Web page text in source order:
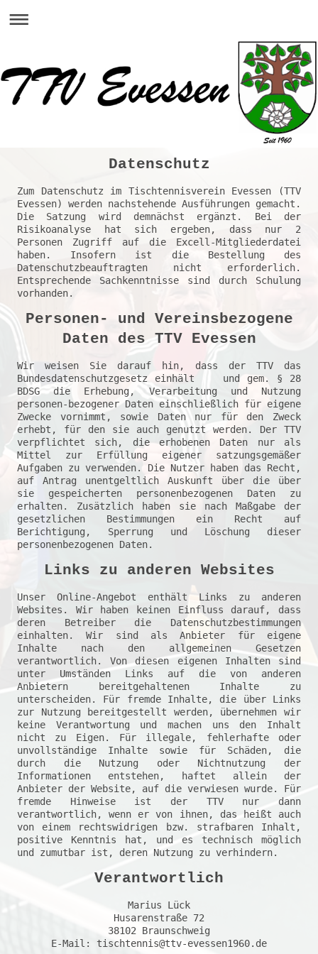
Datenschutz
Zum Datenschutz im Tischtennisverein Evessen (TTV
Evessen) werden nachstehende Ausführungen gemacht.
Die Satzung wird demnächst ergänzt. Bei der
Risikoanalyse hat sich ergeben, dass nur 2
Personen Zugriff auf die Excell-Mitgliederdatei
haben. Insofern ist die Bestellung des
Datenschutzbeauftragten nicht erforderlich.
Entsprechende Sachkenntnisse sind durch Schulung
Personen- und Vereinsbezogene
Daten des TTV Evessen
Wir weisen Sie darauf hin, dass der TTV das
Bundesdatenschutzgesetz einhält    und gem. § 28
BDSG die Erhebung, Verarbeitung und Nutzung
personen-bezogener Daten einschließlich für eigene
Zwecke vornimmt, sowie Daten nur für den Zweck
erhebt, für den sie auch genutzt werden. Der TTV
verpflichtet sich, die erhobenen Daten nur als
Mittel zur Erfüllung eigener satzungsgemäßer
Aufgaben zu verwenden. Die Nutzer haben das Recht,
auf Antrag unentgeltlich Auskunft über die über
sie gespeicherten personenbezogenen Daten zu
erhalten. Zusätzlich haben sie nach Maßgabe der
gesetzlichen Bestimmungen ein Recht auf
Berichtigung, Sperrung und Löschung dieser
Links zu anderen Websites
Unser Online-Angebot enthält Links zu anderen
Websites. Wir haben keinen Einfluss darauf, dass
deren Betreiber die Datenschutzbestimmungen
einhalten. Wir sind als Anbieter für eigene
Inhalte nach den allgemeinen Gesetzen
verantwortlich. Von diesen eigenen Inhalten sind
unter Umständen Links auf die von anderen
Anbietern bereitgehaltenen Inhalte zu
unterscheiden. Für fremde Inhalte, die über Links
zur Nutzung bereitgestellt werden, übernehmen wir
keine Verantwortung und machen uns den Inhalt
nicht zu Eigen. Für illegale, fehlerhafte oder
unvollständige Inhalte sowie für Schäden, die
durch die Nutzung oder Nichtnutzung der
Informationen entstehen, haftet allein der
Anbieter der Website, auf die verwiesen wurde. Für
fremde Hinweise ist der TTV nur dann
verantwortlich, wenn er von ihnen, das heißt auch
von einem rechtswidrigen bzw. strafbaren Inhalt,
positive Kenntnis hat, und es technisch möglich
Verantwortlich
Marius Lück
Husarenstraße 72
38102 Braunschweig